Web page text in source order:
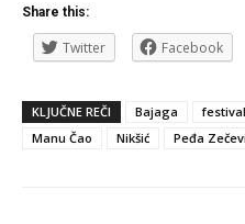
Share this:
Twitter Facebook
KLJUČNE REČI Bajaga festival
Manu Čao
Nikšić Peđa